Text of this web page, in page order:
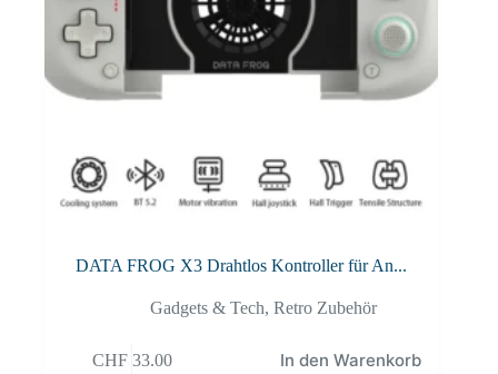
DATA FROG X3 Drahtlos Kontroller für An...
Gadgets & Tech,Retro Zubehör
CHF33.00 In den Warenkorb